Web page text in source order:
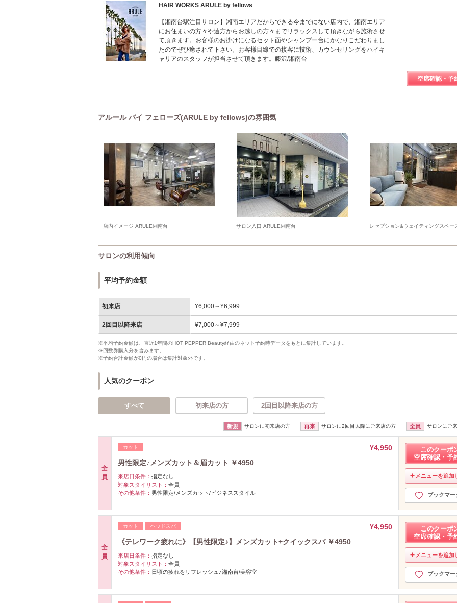
HAIR WORKS ARULE by fellows
【湘南台駅注目サロン】湘南エリアだからできる今までにない店内で、湘南エリア
にお住まいの方々や遠方からお越しの方々までリラックスして頂きながら施術させ
て頂きます。お客様のお掛けになるセット面やシャンプー台にかなりこだわりまし
たのでぜひ癒されて下さい。お客様目線での接客に技術、カウンセリングをハイキ
ャリアのスタッフが担当させて頂きます。藤沢/湘南台
空席確認・予
アルール バイ フェローズ(ARULE by fellows)の雰囲気
店内イメージ ARULE湘南台 サロン入口 ARULE湘南台 レセプション&ウェイティングスペー
サロンの利用傾向
平均予約金額
初来店 ¥6,000～¥6,999
2回目以降来店 ¥7,000～¥7,999
※平均予約金額は、直近1年間のHOT PEPPER Beauty経由のネット予約時データをもとに集計しています。
※回数券購入分を含みます。
※予約合計金額が0円の場合は集計対象外です。
人気のクーポン
すべて 初来店の方 2回目以降来店の方
新規 サロンに初来店の方 再来 サロンに2回目以降にご来店の方 全員 サロンにご
全
員
カット
¥4,950
男性限定♪メンズカット＆眉カット ￥4950
来店日条件： 指定なし
対象スタイリスト： 全員
その他条件： 男性限定/メンズカット/ビジネススタイル
このクーポ
空席確認・予
メニューを追加
ブックマー
全
員
カット ヘッドスパ
¥4,950
《テレワーク疲れに》【男性限定♪】メンズカット+クイックスパ ￥4950
来店日条件： 指定なし
対象スタイリスト： 全員
その他条件： 日頃の疲れをリフレッシュ♪湘南台/美容室
このクーポ
空席確認・予
メニューを追加
ブックマー